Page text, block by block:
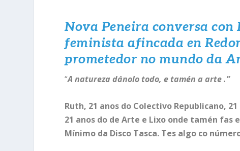
Nova Peneira conversa
feminista afincada en
prometedor no mundo da
“A natureza dánolo todo, e tamén a arte .”
Ruth, 21 anos do Colectivo Republicano,
21 anos do de Arte e Lixo onde tamén fas
Mínimo da Disco Tasca. Tes algo co